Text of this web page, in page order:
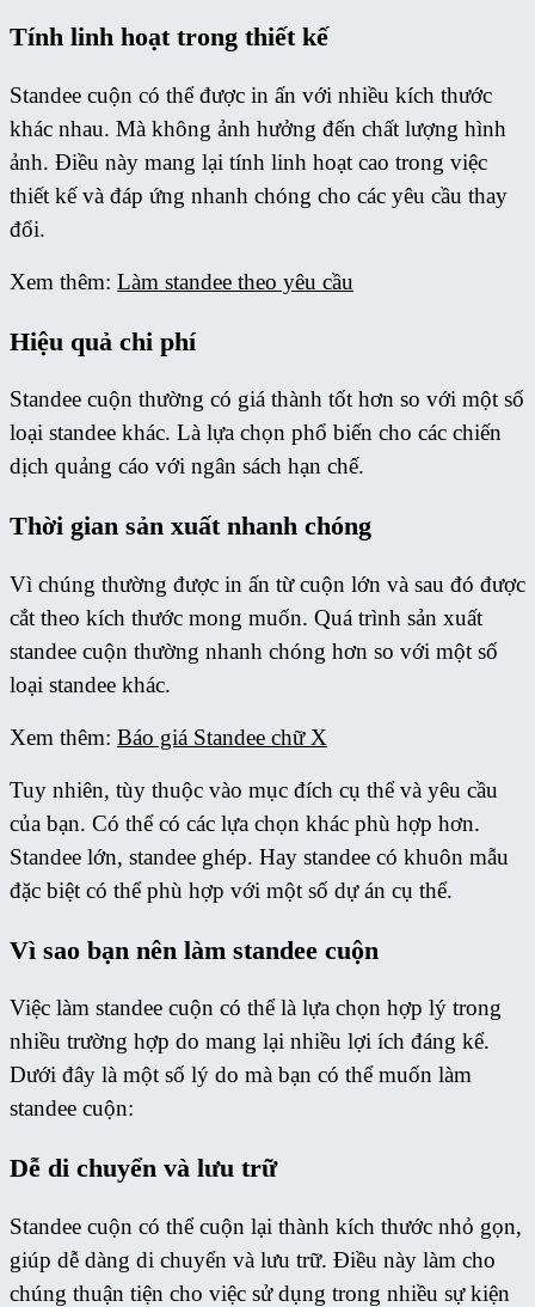
Tính linh hoạt trong thiết kế
Standee cuộn có thể được in ấn với nhiều kích thước
khác nhau. Mà không ảnh hưởng đến chất lượng hình
ảnh. Điều này mang lại tính linh hoạt cao trong việc
thiết kế và đáp ứng nhanh chóng cho các yêu cầu thay
đổi.
Xem thêm: Làm standee theo yêu cầu
Hiệu quả chi phí
Standee cuộn thường có giá thành tốt hơn so với một số
loại standee khác. Là lựa chọn phổ biến cho các chiến
dịch quảng cáo với ngân sách hạn chế.
Thời gian sản xuất nhanh chóng
Vì chúng thường được in ấn từ cuộn lớn và sau đó được
cắt theo kích thước mong muốn. Quá trình sản xuất
standee cuộn thường nhanh chóng hơn so với một số
loại standee khác.
Xem thêm: Báo giá Standee chữ X
Tuy nhiên, tùy thuộc vào mục đích cụ thể và yêu cầu
của bạn. Có thể có các lựa chọn khác phù hợp hơn.
Standee lớn, standee ghép. Hay standee có khuôn mẫu
đặc biệt có thể phù hợp với một số dự án cụ thể.
Vì sao bạn nên làm standee cuộn
Việc làm standee cuộn có thể là lựa chọn hợp lý trong
nhiều trường hợp do mang lại nhiều lợi ích đáng kể.
Dưới đây là một số lý do mà bạn có thể muốn làm
standee cuộn:
Dễ di chuyển và lưu trữ
Standee cuộn có thể cuộn lại thành kích thước nhỏ gọn,
giúp dễ dàng di chuyển và lưu trữ. Điều này làm cho
chúng thuận tiện cho việc sử dụng trong nhiều sự kiện